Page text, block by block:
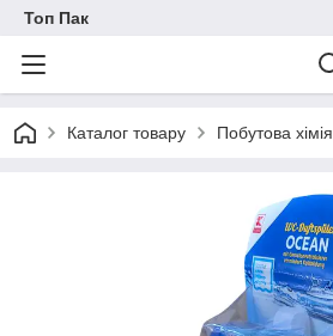
Топ Пак
Каталог товару Побутова хімія